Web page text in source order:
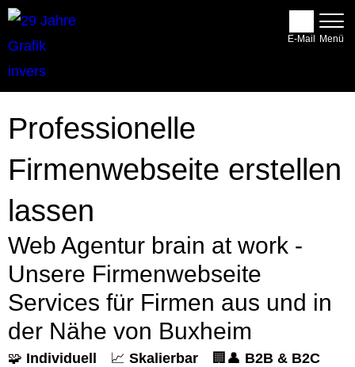
Professionelle
Firmenwebseite erstellen
lassen
Web Agentur brain at work -
Unsere Firmenwebseite
Services für Firmen aus und in
der Nähe von Buxheim
🧩 Individuell 📈 Skalierbar 🏢👤 B2B & B2C